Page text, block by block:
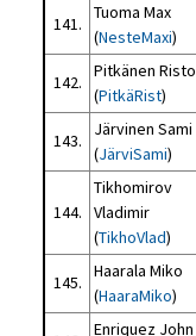
141.
Tuoma Max
(NesteMaxi)
142.
Pitkänen Risto
(PitkäRist)
143.
Järvinen Sami
(JärviSami)
144.
Tikhomirov
Vladimir
(TikhoVlad)
145.
Haarala Miko
(HaaraMiko)
Enriquez John